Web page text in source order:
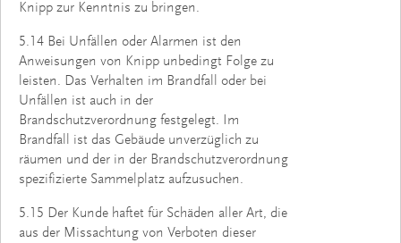
Knipp zur Kenntnis zu bringen.
5.14 Bei Unfällen oder Alarmen ist den
Anweisungen von Knipp unbedingt Folge zu
leisten. Das Verhalten im Brandfall oder bei
Unfällen ist auch in der
Brandschutzverordnung festgelegt. Im
Brandfall ist das Gebäude unverzüglich zu
räumen und der in der Brandschutzverordnung
spezifizierte Sammelplatz aufzusuchen.
5.15 Der Kunde haftet für Schäden aller Art, die
aus der Missachtung von Verboten dieser